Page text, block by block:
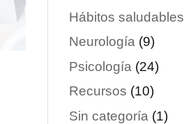
Hábitos saludables
Neurología (9)
Psicología (24)
Recursos (10)
Sin categoría (1)